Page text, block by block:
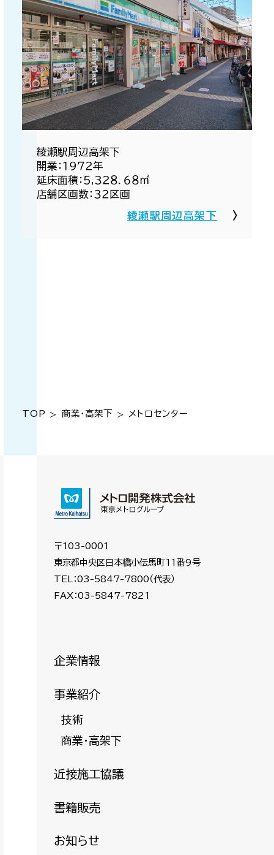
綾瀬駅周辺高架下​
開業：１９７２年​
延床面積：５,３２８．６８㎡​
店舗区画数：３２区画​
綾瀬駅周辺高架下
TOP > 商業・高架下 >メトロセンター
〒103-0001
東京都中央区日本橋小伝馬町11番9号
TEL：03-5847-7800（代表）
FAX：03-5847-7821
企業情報
事業紹介
技術
商業・高架下
近接施工協議
書籍販売
お知らせ